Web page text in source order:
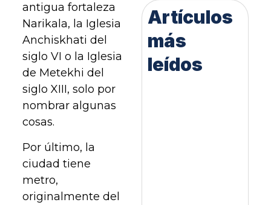
antigua fortaleza
Narikala, la Iglesia
Anchiskhati del
siglo VI o la Iglesia
de Metekhi del
siglo XIII, solo por
nombrar algunas
cosas.
Por último, la
ciudad tiene
metro,
originalmente del
Artículos
más
leídos